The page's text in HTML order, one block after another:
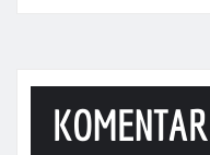
KOMENTAR